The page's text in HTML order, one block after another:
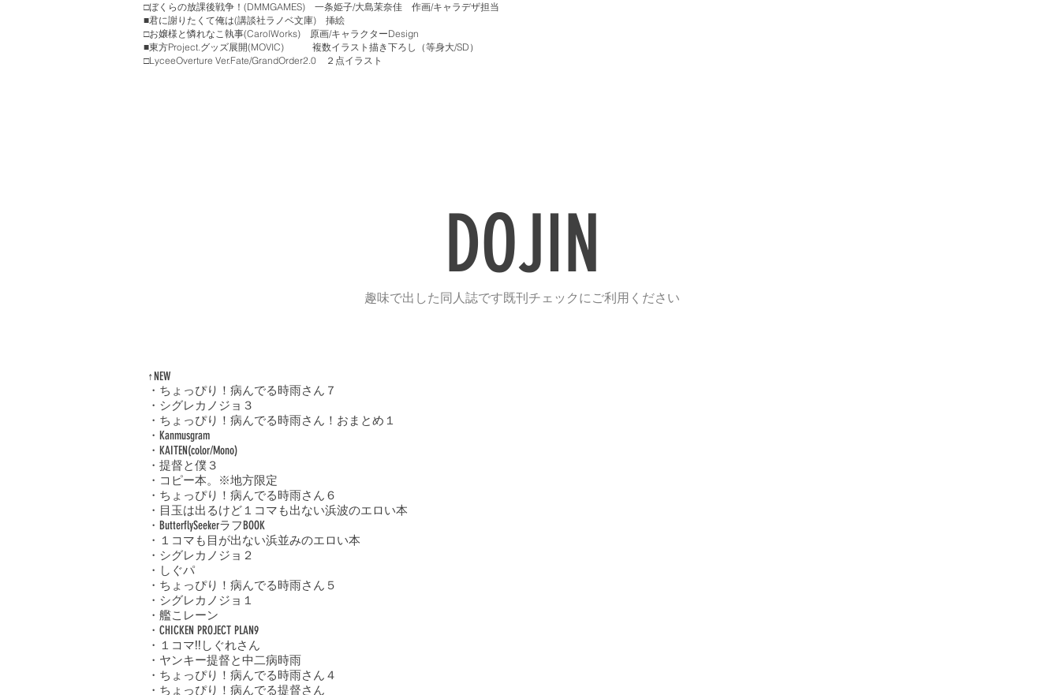
□ぼくらの放課後戦争！(DMMGAMES) 一条姫子/大島茉奈佳 作画/キャラデザ担当
​■君に謝りたくて俺は(講談社ラノベ文庫) 挿絵
□お嬢様と憐れなこ執事(CarolWorks) 原画/キャラクターDesign
■東方Project.グッズ展開(MOVIC) 複数イラスト描き下ろし（等身大/SD）
□LyceeOverture Ver.Fate/GrandOrder2.0 ２点イラスト
DOJIN
​趣味で出した同人誌です既刊チェックにご利用ください
↑NEW
・ちょっぴり！病んでる時雨さん７
・シグレカノジョ３
・ちょっぴり！病んでる時雨さん！おまとめ１
・Kanmusgram
​・KAITEN(color/Mono)
・提督と僕３
・コピー本。※地方限定
・ちょっぴり！病んでる時雨さん６
・目玉は出るけど１コマも出ない浜波のエロい本
・ButterflySeekerラフBOOK
・１コマも目が出ない浜並みのエロい本
・シグレカノジョ２
・しぐパ
・ちょっぴり！病んでる時雨さん５
・シグレカノジョ１
・艦こレーン
・CHICKEN PROJECT PLAN9
・１コマ!!しぐれさん
・ヤンキー提督と中二病時雨
・ちょっぴり！病んでる時雨さん４
・ちょっぴり！病んでる提督さん